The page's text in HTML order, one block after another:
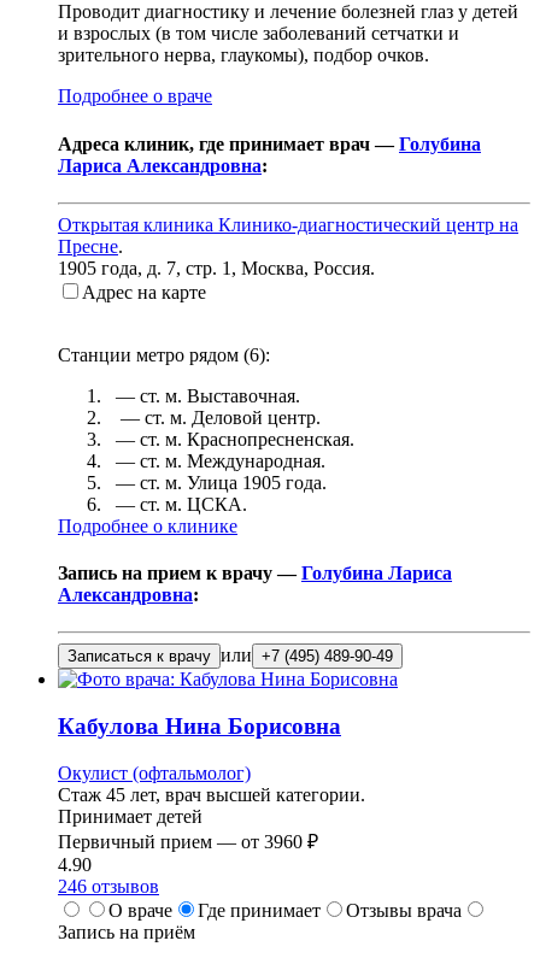
Проводит диагностику и лечение болезней глаз у детей
и взрослых (в том числе заболеваний сетчатки и
зрительного нерва, глаукомы), подбор очков.
Подробнее о враче
Адреса клиник, где принимает врач —Голубина
Лариса Александровна:
Открытая клиника Клинико-диагностический центр на
Пресне.
1905 года, д. 7, стр. 1 , Москва, Россия.
Адрес на карте
Станции метро рядом (6):
— ст. м. Выставочная.
— ст. м. Деловой центр.
— ст. м. Краснопресненская.
— ст. м. Международная.
— ст. м. Улица 1905 года.
— ст. м. ЦСКА.
Подробнее о клинике
Запись на прием к врачу —Голубина Лариса
Александровна:
Записаться к врачу или +7 (495) 489-90-49
Кабулова Нина Борисовна
Окулист (офтальмолог)
Стаж 45 лет, врач высшей категории.
Принимает детей
Первичный прием — от 3960 ₽
4.90
246 отзывов
О враче
Где принимает
Отзывы врача
Запись на приём